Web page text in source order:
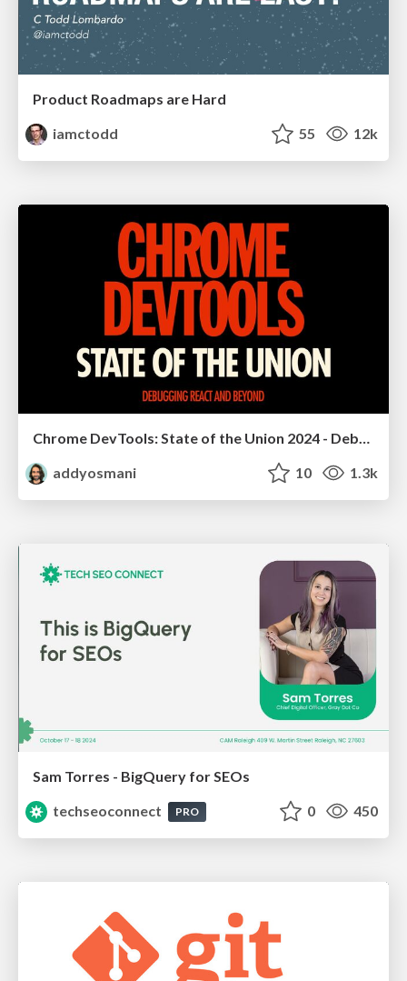
Product Roadmaps are Hard
iamctodd
55 12k
Chrome DevTools: State of the Union 2024 - Debugging React & Beyond
addyosmani
10 1.3k
Sam Torres - BigQuery for SEOs
techseoconnect
PRO 0 450